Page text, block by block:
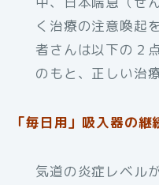
く治療の注意喚起
者さんは以下の２
のもと、正しい治
「毎日用」吸入器の継
気道の炎症レベル